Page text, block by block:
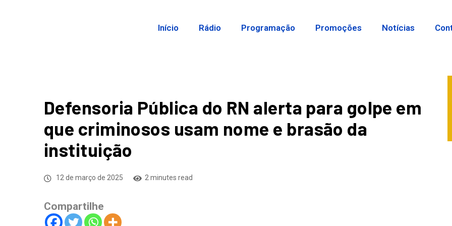
Início Rádio Programação Promoções Notícias
Defensoria Pública do RN alerta para golpe em
que criminosos usam nome e brasão da
instituição
12 de março de 2025 2 minutes read
Compartilhe